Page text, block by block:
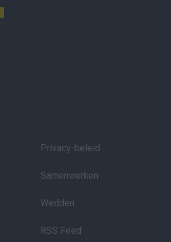
Privacy-beleid
Samenwerken
Wedden
RSS Feed